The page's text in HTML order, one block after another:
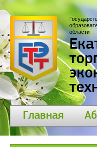
области
Главная